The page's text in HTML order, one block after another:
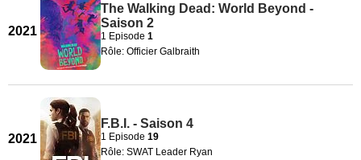
2021
The Walking Dead: World Beyond -
Saison 2
1 Episode 1
Rôle: Officier Galbraith
2021
F.B.I. - Saison 4
1 Episode 19
Rôle: SWAT Leader Ryan